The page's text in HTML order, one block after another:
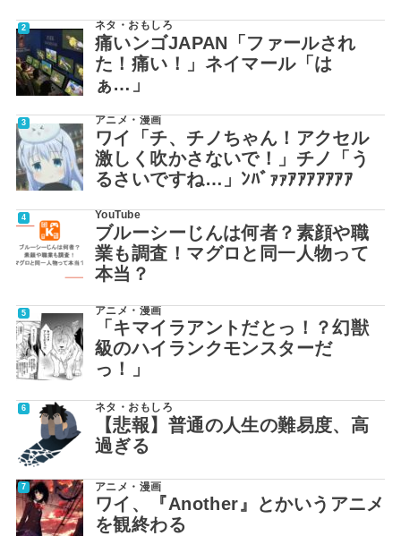
ネタ・おもしろ
痛いンゴJAPAN「ファールされ
た！痛い！」ネイマール「は
ぁ…」
アニメ・漫画
ワイ「チ、チノちゃん！アクセル
激しく吹かさないで！」チノ「う
るさいですね…」ﾝﾊﾞｧｧｱｱｱｱｱｱｱ
YouTube
ブルーシーじんは何者？素顔や職
業も調査！マグロと同一人物って
本当？
アニメ・漫画
「キマイラアントだとっ！？幻獣
級のハイランクモンスターだ
っ！」
ネタ・おもしろ
【悲報】普通の人生の難易度、高
過ぎる
アニメ・漫画
ワイ、『Another』とかいうアニメ
を観終わる